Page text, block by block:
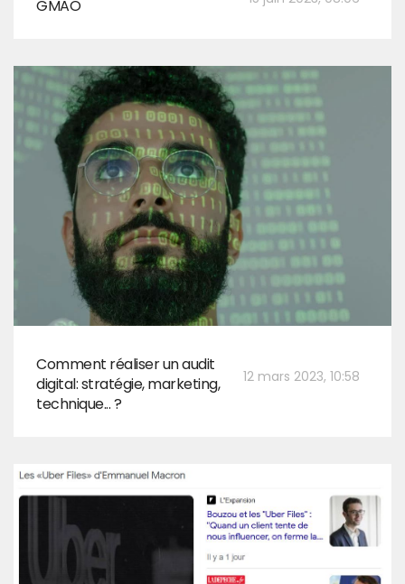
GMAO
12 mars 2023, 10:58
Comment réaliser un audit
digital: stratégie, marketing,
technique... ?